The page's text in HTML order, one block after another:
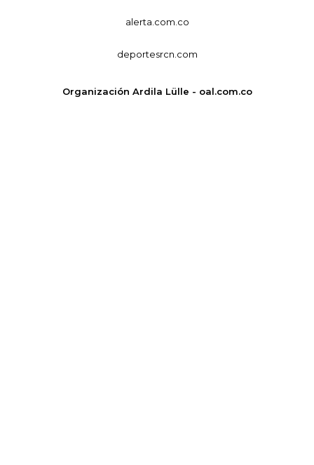
alerta.com.co
deportesrcn.com
Organización Ardila Lülle - oal.com.co